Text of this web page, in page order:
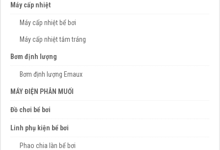
Máy cấp nhiệt
Máy cấp nhiệt bể bơi
Máy cấp nhiệt tắm tráng
Bơm định lượng
Bơm định lượng Emaux
MÁY ĐIỆN PHÂN MUỐI
Đồ chơi bể bơi
Linh phụ kiện bể bơi
Phao chia làn bể bơi